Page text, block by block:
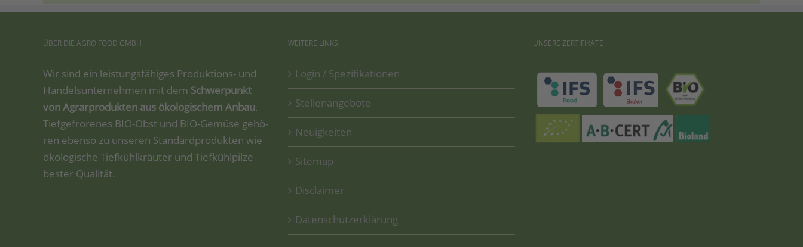
ÜBER DIE AGRO FOOD GMBH
Wir sind ein leis­tungs­fä­hi­ges Pro­duk­ti­ons- und
Han­dels­un­ter­neh­men mit dem Schwer­punkt
von Agrar­pro­duk­ten aus öko­lo­gi­schem Anbau.
Tief­ge­fro­re­nes BIO-Obst und BIO-Gemü­se gehö­
ren eben­so zu unse­ren Stan­dard­pro­duk­ten wie
öko­lo­gi­sche Tief­kühl­kräu­ter und Tief­kühl­pil­ze
bes­ter Qualität.
WEITERE LINKS
Login / Spezifikationen
Stellenangebote
Neuigkeiten
Sitemap
Disclaimer
Datenschutzerklärung
UNSERE ZERTIFIKATE